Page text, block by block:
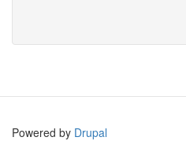
Powered by Drupal